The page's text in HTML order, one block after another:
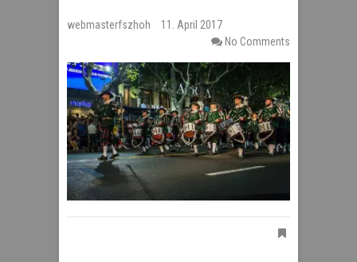
webmasterfszhoh
11. April 2017
No Comments